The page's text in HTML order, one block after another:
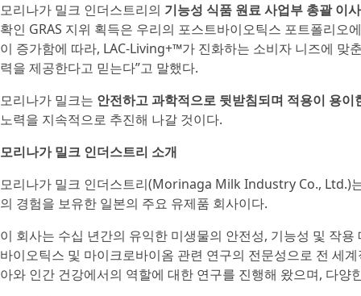
모리나가 밀크 인더스트리의 기능성 식품 원료 사업부 총괄
확인 GRAS 지위 획득은 우리의 포스트바이오틱스 포트폴리오
이 증가함에 따라, LAC-Living+™가 진화하는 소비자 니즈에
력을 제공한다고 믿는다”고 말했다.
모리나가 밀크는 안전하고 과학적으로 뒷받침되며 적용이 용이
노력을 지속적으로 추진해 나갈 것이다.
모리나가 밀크 인더스트리 소개
모리나가 밀크 인더스트리(Morinaga Milk Industry Co., Ltd.)
의 경험을 보유한 일본의 주요 유제품 회사이다.
이 회사는 수십 년간의 유익한 미생물의 안전성, 기능성 및 작
바이오틱스 및 마이크로바이옴 관련 연구의 전문성으로 전 세
아와 인간 건강에서의 역할에 대한 연구를 진행해 왔으며, 다